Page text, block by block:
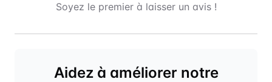
Soyez le premier à laisser un avis !
Aidez à améliorer notre